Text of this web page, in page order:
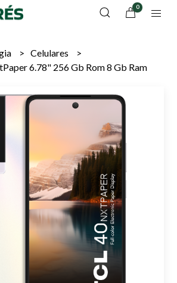
0
Celulares
6.78" 256 Gb Rom 8 Gb Ram